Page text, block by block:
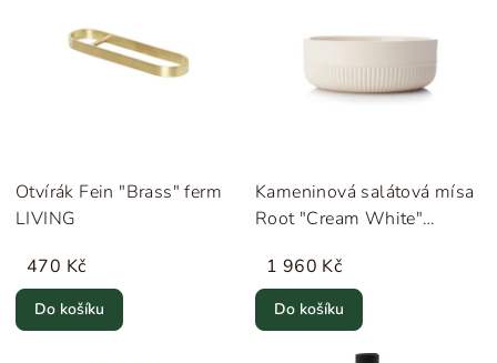
Otvírák Fein "Brass" ferm
LIVING
470 Kč
Do košíku
Kameninová salátová mísa
Root "Cream White"
1 960 Kč
Do košíku